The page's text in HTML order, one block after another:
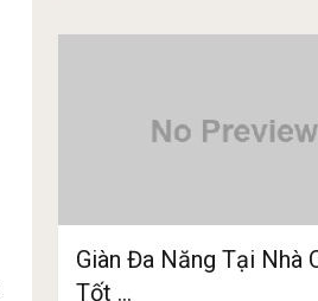
Giàn Đa Năng Tại Nhà
Tốt …